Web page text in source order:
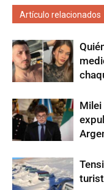
Artículo relacionados
Milei